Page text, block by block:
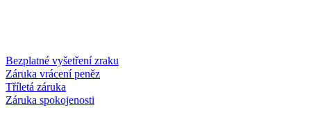
Bezplatné vyšetření zraku
Záruka vrácení peněz
Tříletá záruka
Záruka spokojenosti